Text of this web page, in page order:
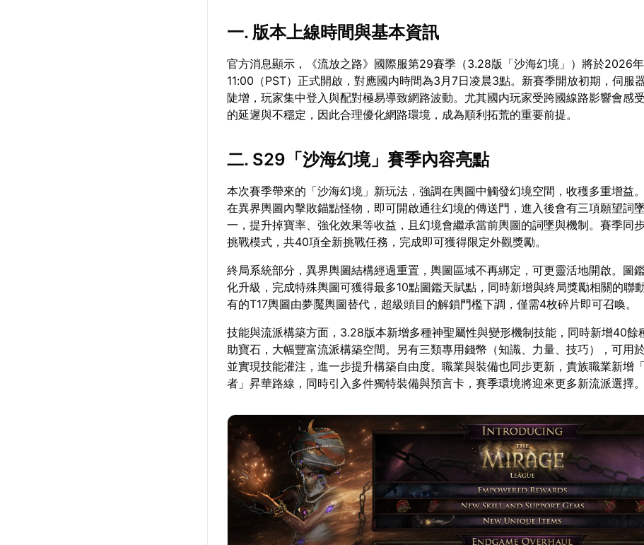
一. 版本上線時間與基本資訊
官方消息顯示，《流放之路》國際服第29賽季（3.28版「沙海幻境」）將於2026
11:00（PST）正式開啟，對應國内時間為3月7日凌晨3點。新賽季開放初期，伺服
陡增，玩家集中登入與配對極易導致網路波動。尤其國内玩家受跨國線路影響會感
的延遲與不穩定，因此合理優化網路環境，成為順利拓荒的重要前提。
二. S29「沙海幻境」賽季內容亮點
本次賽季帶來的「沙海幻境」新玩法，強調在輿圖中觸發幻境空間，收穫多重增益
在異界輿圖內擊敗錨點怪物，即可開啟通往幻境的傳送門，進入後會有三項願望詞
一，提升掉寶率、強化效果等收益，且幻境會繼承當前輿圖的詞墜與機制。賽季同
挑戰模式，共40項全新挑戰任務，完成即可獲得限定外觀獎勵。
終局系統部分，異界輿圖結構經過重置，輿圖區域不再綁定，可更靈活地開啟。圖
化升級，完成特殊輿圖可獲得最多10點圖鑑天賦點，同時新增與終局獎勵相關的聯
有的T17輿圖由夢魘輿圖替代，超級頭目的解鎖門檻下調，僅需4枚碎片即可召喚。
技能與流派構築方面，3.28版本新增多種神聖屬性與變形機制技能，同時新增40餘
助寶石，大幅豐富流派構築空間。另有三類專用錢幣（知識、力量、技巧），可用
並實現技能灌注，進一步提升構築自由度。職業與裝備也同步更新，貴族職業新增
者」昇華路線，同時引入多件獨特裝備與預言卡，賽季環境將迎來更多新流派選擇。